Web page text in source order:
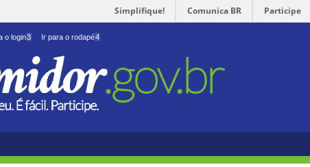
Simplifique! Comunica BR Participe
o login3 Ir para o rodapé4